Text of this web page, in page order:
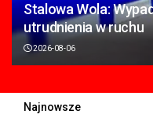
Stalowa Wola:
utrudnienia w ruchu
2026-08-06
Najnowsze